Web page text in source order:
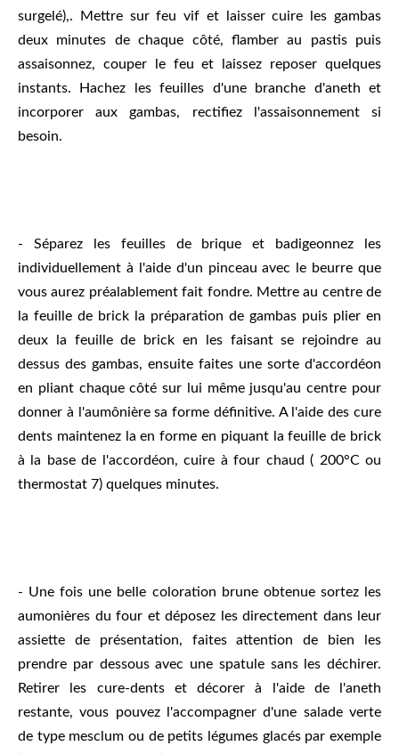
surgelé),. Mettre sur feu vif et laisser cuire les gambas
deux minutes de chaque côté, flamber au pastis puis
assaisonnez, couper le feu et laissez reposer quelques
instants. Hachez les feuilles d'une branche d'aneth et
incorporer aux gambas, rectifiez l'assaisonnement si
besoin.
- Séparez les feuilles de brique et badigeonnez les
individuellement à l'aide d'un pinceau avec le beurre que
vous aurez préalablement fait fondre. Mettre au centre de
la feuille de brick la préparation de gambas puis plier en
deux la feuille de brick en les faisant se rejoindre au
dessus des gambas, ensuite faites une sorte d'accordéon
en pliant chaque côté sur lui même jusqu'au centre pour
donner à l'aumônière sa forme définitive. A l'aide des cure
dents maintenez la en forme en piquant la feuille de brick
à la base de l'accordéon, cuire à four chaud ( 200°C ou
thermostat 7) quelques minutes.
- Une fois une belle coloration brune obtenue sortez les
aumonières du four et déposez les directement dans leur
assiette de présentation, faites attention de bien les
prendre par dessous avec une spatule sans les déchirer.
Retirer les cure-dents et décorer à l'aide de l'aneth
restante, vous pouvez l'accompagner d'une salade verte
de type mesclum ou de petits légumes glacés par exemple